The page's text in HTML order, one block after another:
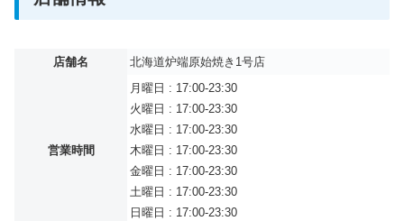
店舗名 北海道炉端原始焼き1号店
営業時間
月曜日 : 17:00-23:30
火曜日 : 17:00-23:30
水曜日 : 17:00-23:30
木曜日 : 17:00-23:30
金曜日 : 17:00-23:30
土曜日 : 17:00-23:30
日曜日 : 17:00-23:30